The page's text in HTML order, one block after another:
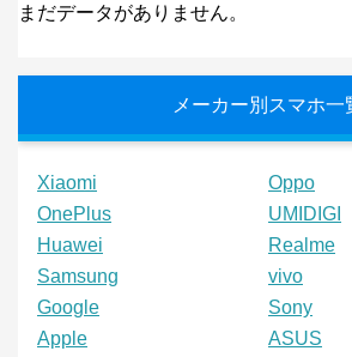
まだデータがありません。
メーカー別スマホ一
Xiaomi
Oppo
OnePlus
UMIDIGI
Huawei
Realme
Samsung
vivo
Google
Sony
Apple
ASUS